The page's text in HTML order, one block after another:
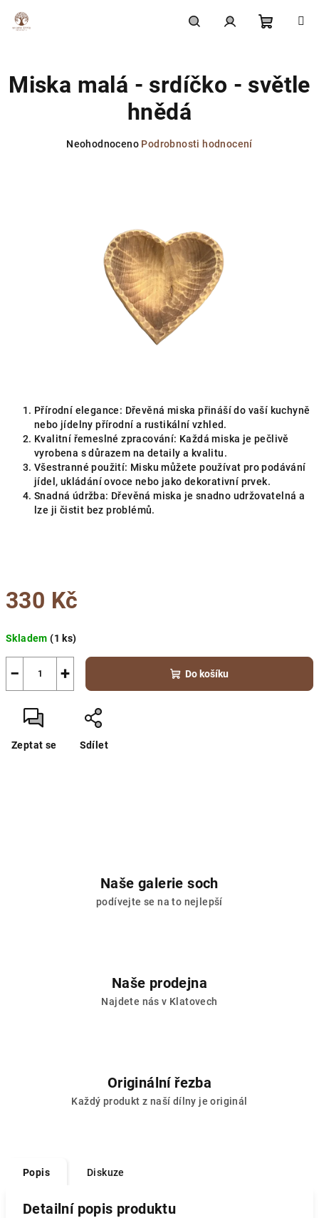
košík
Přírodní elegance: Dřevěná miska přináší do vaší kuchyně
nebo jídelny přírodní a rustikální vzhled.
Kvalitní řemeslné zpracování: Každá miska je pečlivě
vyrobena s důrazem na detaily a kvalitu.
Všestranné použití: Misku můžete používat pro podávání
jídel, ukládání ovoce nebo jako dekorativní prvek.
Snadná údržba: Dřevěná miska je snadno udržovatelná a
lze ji čistit bez problémů.
330 Kč
cena:
Skladem(1 ks)
+
− Do košíku
Zeptat se Sdílet
Miska malá - srdíčko - světle
hnědá
Průměrné
hvězdiček.
Neohodnoceno Podrobnosti hodnocení
Naše galerie soch
podívejte se na to nejlepší
Naše prodejna
Najdete nás v Klatovech
Originální řezba
Každý produkt z naší dílny je originál
Popis Diskuze
Detailní popis produktu